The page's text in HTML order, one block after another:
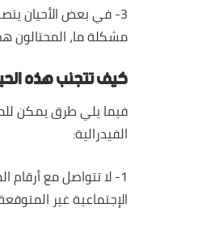
3- في بعض الأحيان يتصل المستهلكون
مشكلة ما، المحتالون
كيف تتجنب هذه
فيما يلي طرق يمكن
الفيدرالية:
1- لا تتواصل مع أرقام الهواتف من المكالمات أو الرسائل النصية أو
الإجتماعية غير